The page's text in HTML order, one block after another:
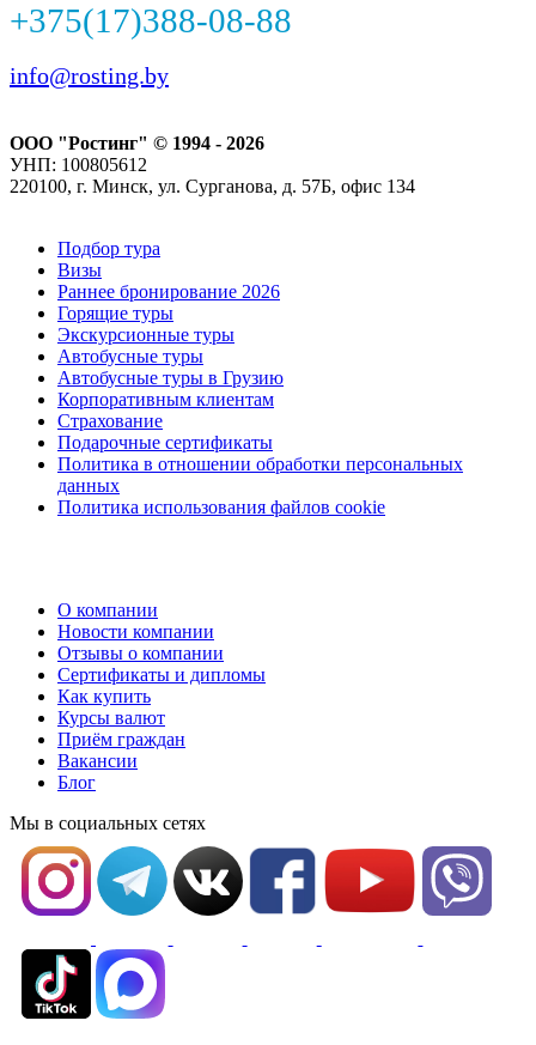
+375(17)388-08-88
info@rosting.by
ООО "Ростинг" © 1994 - 2026
УНП: 100805612
220100, г. Минск, ул. Сурганова, д. 57Б, офис 134
Подбор тура
Визы
Раннее бронирование 2026
Горящие туры
Экскурсионные туры
Автобусные туры
Автобусные туры в Грузию
Корпоративным клиентам
Страхование
Подарочные сертификаты
Политика в отношении обработки персональных
данных
Политика использования файлов cookie
О компании
Новости компании
Отзывы о компании
Сертификаты и дипломы
Как купить
Курсы валют
Приём граждан
Вакансии
Блог
Мы в социальных сетях